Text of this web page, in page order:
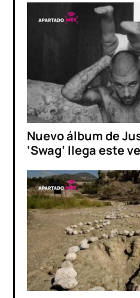
Nuevo álbum de
‘Swag’ llega este